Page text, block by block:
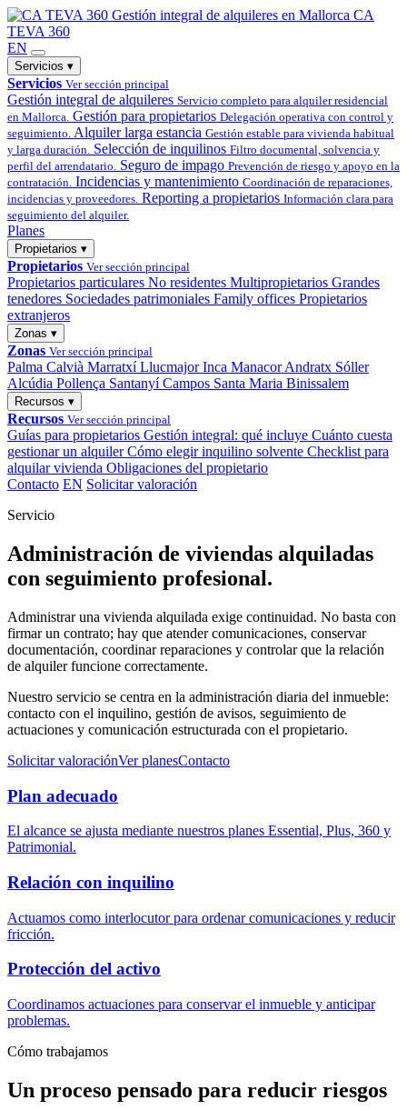
Gestión integral de alquileres en Mallorca CA
TEVA 360
EN
Servicios ▾
Servicios Ver sección principal
Gestión integral de alquileres Servicio completo para alquiler residencial
en Mallorca. Gestión para propietarios Delegación operativa con control y
seguimiento. Alquiler larga estancia Gestión estable para vivienda habitual
y larga duración. Selección de inquilinos Filtro documental, solvencia y
perfil del arrendatario. Seguro de impago Prevención de riesgo y apoyo en la
contratación. Incidencias y mantenimiento Coordinación de reparaciones,
incidencias y proveedores. Reporting a propietarios Información clara para
seguimiento del alquiler.
Planes
Propietarios ▾
Propietarios Ver sección principal
Propietarios particulares No residentes Multipropietarios Grandes
tenedores Sociedades patrimoniales Family offices Propietarios
extranjeros
Zonas ▾
Zonas Ver sección principal
Palma Calvià Marratxí Llucmajor Inca Manacor Andratx Sóller
Alcúdia Pollença Santanyí Campos Santa Maria Binissalem
Recursos ▾
Recursos Ver sección principal
Guías para propietarios Gestión integral: qué incluye Cuánto cuesta
gestionar un alquiler Cómo elegir inquilino solvente Checklist para
alquilar vivienda Obligaciones del propietario
Contacto EN Solicitar valoración
Servicio
Administración de viviendas alquiladas
con seguimiento profesional.
Administrar una vivienda alquilada exige continuidad. No basta con
firmar un contrato; hay que atender comunicaciones, conservar
documentación, coordinar reparaciones y controlar que la relación
de alquiler funcione correctamente.
Nuestro servicio se centra en la administración diaria del inmueble:
contacto con el inquilino, gestión de avisos, seguimiento de
actuaciones y comunicación estructurada con el propietario.
Solicitar valoraciónVer planesContacto
Plan adecuado
El alcance se ajusta mediante nuestros planes Essential, Plus, 360 y
Patrimonial.
Relación con inquilino
Actuamos como interlocutor para ordenar comunicaciones y reducir
fricción.
Protección del activo
Coordinamos actuaciones para conservar el inmueble y anticipar
problemas.
Cómo trabajamos
Un proceso pensado para reducir riesgos